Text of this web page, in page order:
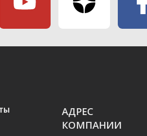
АДРЕС
КОМПАНИИ